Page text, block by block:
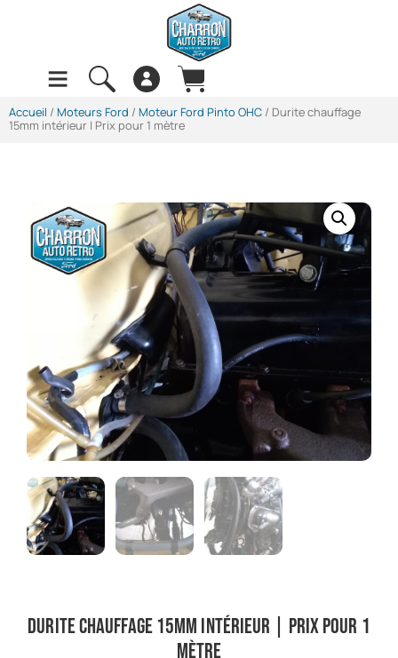
Accueil / Moteurs Ford / Moteur Ford Pinto OHC / Durite chauffage
15mm intérieur | Prix pour 1 mètre
Durite chauffage 15mm intérieur | Prix pour 1
mètre